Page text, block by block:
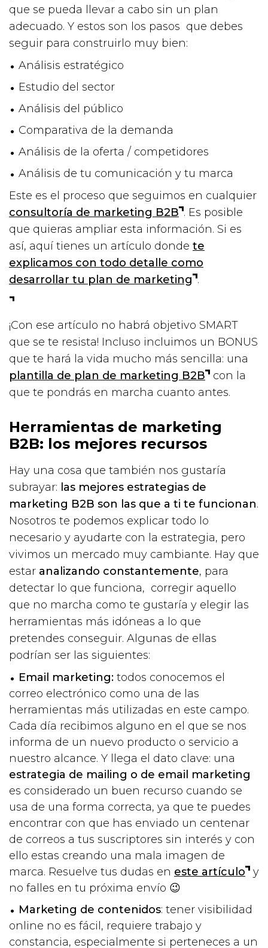
que se pueda llevar a cabo sin un plan
adecuado. Y estos son los pasos que debes
seguir para construirlo muy bien:
Análisis estratégico
Estudio del sector
Análisis del público
Comparativa de la demanda
Análisis de la oferta / competidores
Análisis de tu comunicación y tu marca
Este es el proceso que seguimos en cualquier
consultoría de marketing B2B . Es posible
que quieras ampliar esta información. Si es
así, aquí tienes un artículo donde te
explicamos con todo detalle como
desarrollar tu plan de marketing .
¡Con ese artículo no habrá objetivo SMART
que se te resista! Incluso incluimos un BONUS
que te hará la vida mucho más sencilla: una
plantilla de plan de marketing B2B
con la
que te pondrás en marcha cuanto antes.
Herramientas de marketing
B2B: los mejores recursos
Hay una cosa que también nos gustaría
subrayar: las mejores estrategias de
marketing B2B son las que a ti te funcionan.
Nosotros te podemos explicar todo lo
necesario y ayudarte con la estrategia, pero
vivimos un mercado muy cambiante. Hay que
estar analizando constantemente, para
detectar lo que funciona, corregir aquello
que no marcha como te gustaría y elegir las
herramientas más idóneas a lo que
pretendes conseguir. Algunas de ellas
podrían ser las siguientes:
Email marketing: todos conocemos el
correo electrónico como una de las
herramientas más utilizadas en este campo.
Cada día recibimos alguno en el que se nos
informa de un nuevo producto o servicio a
nuestro alcance. Y llega el dato clave: una
estrategia de mailing o de email marketing
es considerado un buen recurso cuando se
usa de una forma correcta, ya que te puedes
encontrar con que has enviado un centenar
de correos a tus suscriptores sin interés y con
ello estas creando una mala imagen de
marca. Resuelve tus dudas en este artículo
y
no falles en tu próxima envío 😉
Marketing de contenidos: tener visibilidad
online no es fácil, requiere trabajo y
constancia, especialmente si perteneces a un